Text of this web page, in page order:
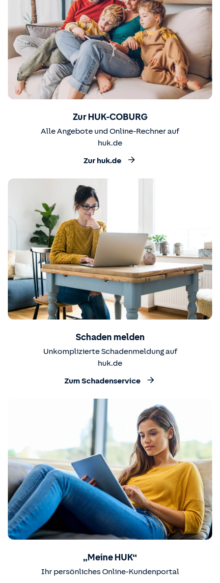
Zur HUK-COBURG
Alle Angebote und Online-Rechner auf
huk.de
Zur huk.de
Schaden melden
Unkomplizierte Schadenmeldung auf
huk.de
Zum Schadenservice
„Meine HUK“
Ihr persönliches Online-Kundenportal